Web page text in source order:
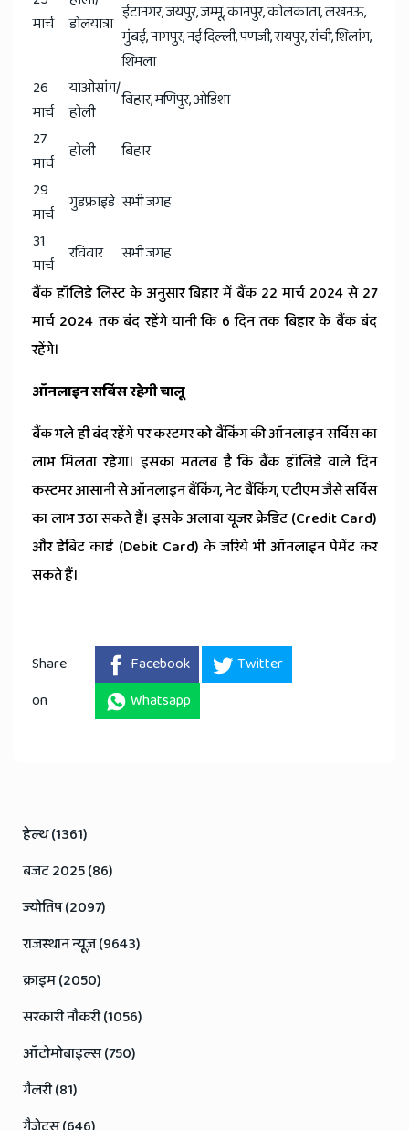
मार्च
डोलयात्रा
ईटानगर, जयपुर, जम्मू, कानपुर, कोलकाता, लखनऊ,
मुंबई, नागपुर, नई दिल्ली, पणजी, रायपुर, रांची, शिलांग,
शिमला
26
मार्च
याओसांग/
होली
बिहार, मणिपुर, ओडिशा
27
मार्च
होली
बिहार
29
मार्च
गुडफ्राइडे सभी जगह
31
मार्च
रविवार
सभी जगह
बैंक हॉलिडे लिस्ट के अनुसार बिहार में बैंक 22 मार्च 2024 से 27
मार्च 2024 तक बंद रहेंगे यानी कि 6 दिन तक बिहार के बैंक बंद
रहेंगे।
ऑनलाइन सर्विस रहेगी चालू
बैंक भले ही बंद रहेंगे पर कस्टमर को बैंकिंग की ऑनलाइन सर्विस का
लाभ मिलता रहेगा। इसका मतलब है कि बैंक हॉलिडे वाले दिन
कस्टमर आसानी से ऑनलाइन बैंकिंग, नेट बैंकिंग, एटीएम जैसे सर्विस
का लाभ उठा सकते हैं। इसके अलावा यूजर क्रेडिट (Credit Card)
और डेबिट कार्ड (Debit Card) के जरिये भी ऑनलाइन पेमेंट कर
सकते हैं।
Share
on
Facebook
Twitter
Whatsapp
हेल्थ (1361)
बजट 2025 (86)
ज्योतिष (2097)
राजस्थान न्यूज़ (9643)
क्राइम (2050)
सरकारी नौकरी (1056)
ऑटोमोबाइल्स (750)
गैलरी (81)